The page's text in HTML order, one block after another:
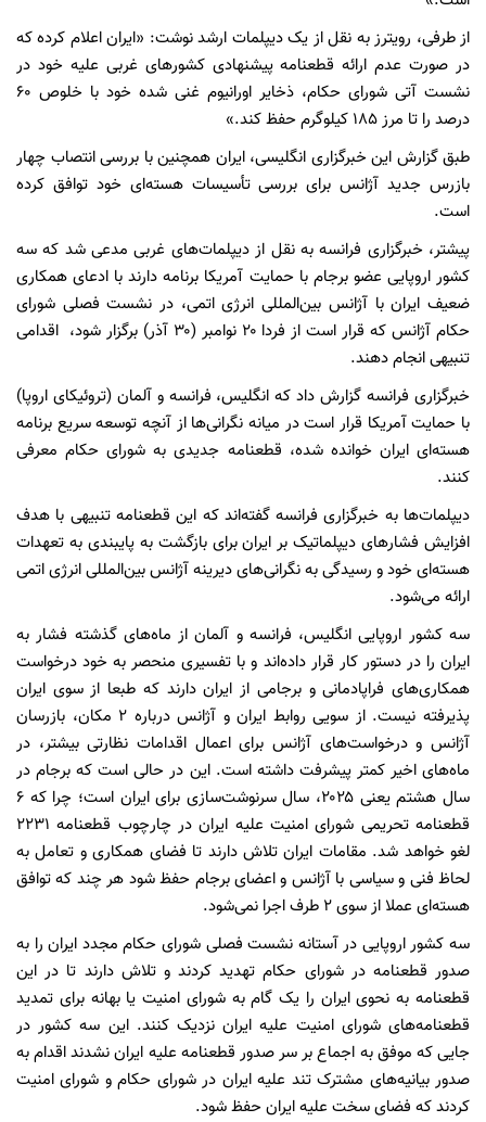
از طرفی، رویترز به نقل از یک دیپلمات ارشد نوشت: «ایران اعلام کرده که
در صورت عدم ارائه قطعنامه پیشنهادی کشورهای غربی علیه خود در
نشست آتی شورای حکام، ذخایر اورانیوم غنی شده خود با خلوص ۶۰
درصد را تا مرز ۱۸۵ کیلوگرم حفظ کند.»
طبق گزارش این خبرگزاری انگلیسی، ایران همچنین با بررسی انتصاب چهار
بازرس جدید آژانس برای بررسی تأسیسات هسته‌ای خود توافق کرده
است.
پیشتر، خبرگزاری فرانسه به نقل از دیپلمات‌های غربی مدعی شد که سه
کشور اروپایی عضو برجام با حمایت آمریکا برنامه دارند با ادعای همکاری
ضعیف ایران با آژانس بین‌المللی انرژی اتمی، در نشست فصلی شورای
حکام آژانس که قرار است از فردا ۲۰ نوامبر (۳۰ آذر) برگزار شود، اقدامی
تنبیهی انجام دهند.
خبرگزاری فرانسه گزارش داد که انگلیس، فرانسه و آلمان (تروئیکای اروپا)
با حمایت آمریکا قرار است در میانه نگرانی‌ها از آنچه توسعه سریع برنامه
هسته‌ای ایران خوانده شده، قطعنامه جدیدی به شورای حکام معرفی
کنند.
دیپلمات‌ها به خبرگزاری فرانسه گفته‌اند که این قطعنامه تنبیهی با هدف
افزایش فشارهای دیپلماتیک بر ایران برای بازگشت به پایبندی به تعهدات
هسته‌ای خود و رسیدگی به نگرانی‌های دیرینه آژانس بین‌المللی انرژی اتمی
ارائه می‌شود.
سه کشور اروپایی انگلیس، فرانسه و آلمان از ماه‌های گذشته فشار به
ایران را در دستور کار قرار داده‌اند و با تفسیری منحصر به خود درخواست
همکاری‌های فراپادمانی و برجامی از ایران دارند که طبعا از سوی ایران
پذیرفته نیست. از سویی روابط ایران و آژانس درباره ۲ مکان، بازرسان
آژانس و درخواست‌های آژانس برای اعمال اقدامات نظارتی بیشتر، در
ماه‌های اخیر کمتر پیشرفت داشته است. این در حالی است که برجام در
سال هشتم یعنی ۲۰۲۵، سال سرنوشت‌سازی برای ایران است؛ چرا که ۶
قطعنامه تحریمی شورای امنیت علیه ایران در چارچوب قطعنامه ۲۲۳۱
لغو خواهد شد. مقامات ایران تلاش دارند تا فضای همکاری و تعامل به
لحاظ فنی و سیاسی با آژانس و اعضای برجام حفظ شود هر چند که توافق
هسته‌ای عملا از سوی ۲ طرف اجرا نمی‌شود.
سه کشور اروپایی در آستانه نشست فصلی شورای حکام مجدد ایران را به
صدور قطعنامه در شورای حکام تهدید کردند و تلاش دارند تا در این
قطعنامه به نحوی ایران را یک گام به شورای امنیت یا بهانه برای تمدید
قطعنامه‌های شورای امنیت علیه ایران نزدیک کنند. این سه کشور در
جایی که موفق به اجماع بر سر صدور قطعنامه علیه ایران نشدند اقدام به
صدور بیانیه‌های مشترک تند علیه ایران در شورای حکام و شورای امنیت
کردند که فضای سخت علیه ایران حفظ شود.